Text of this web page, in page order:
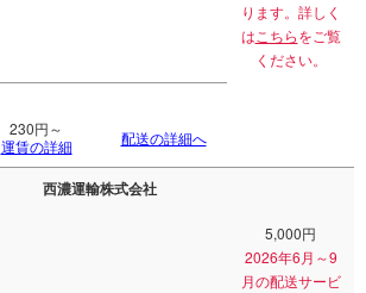
ります。詳しく
はこちらをご覧
ください。
230円～
運賃の詳細
配送の詳細へ
西濃運輸株式会社
5,000円
2026年6月～9
月の配送サービ